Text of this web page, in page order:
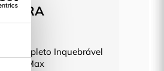
Completo Inquebrável
Pro Max